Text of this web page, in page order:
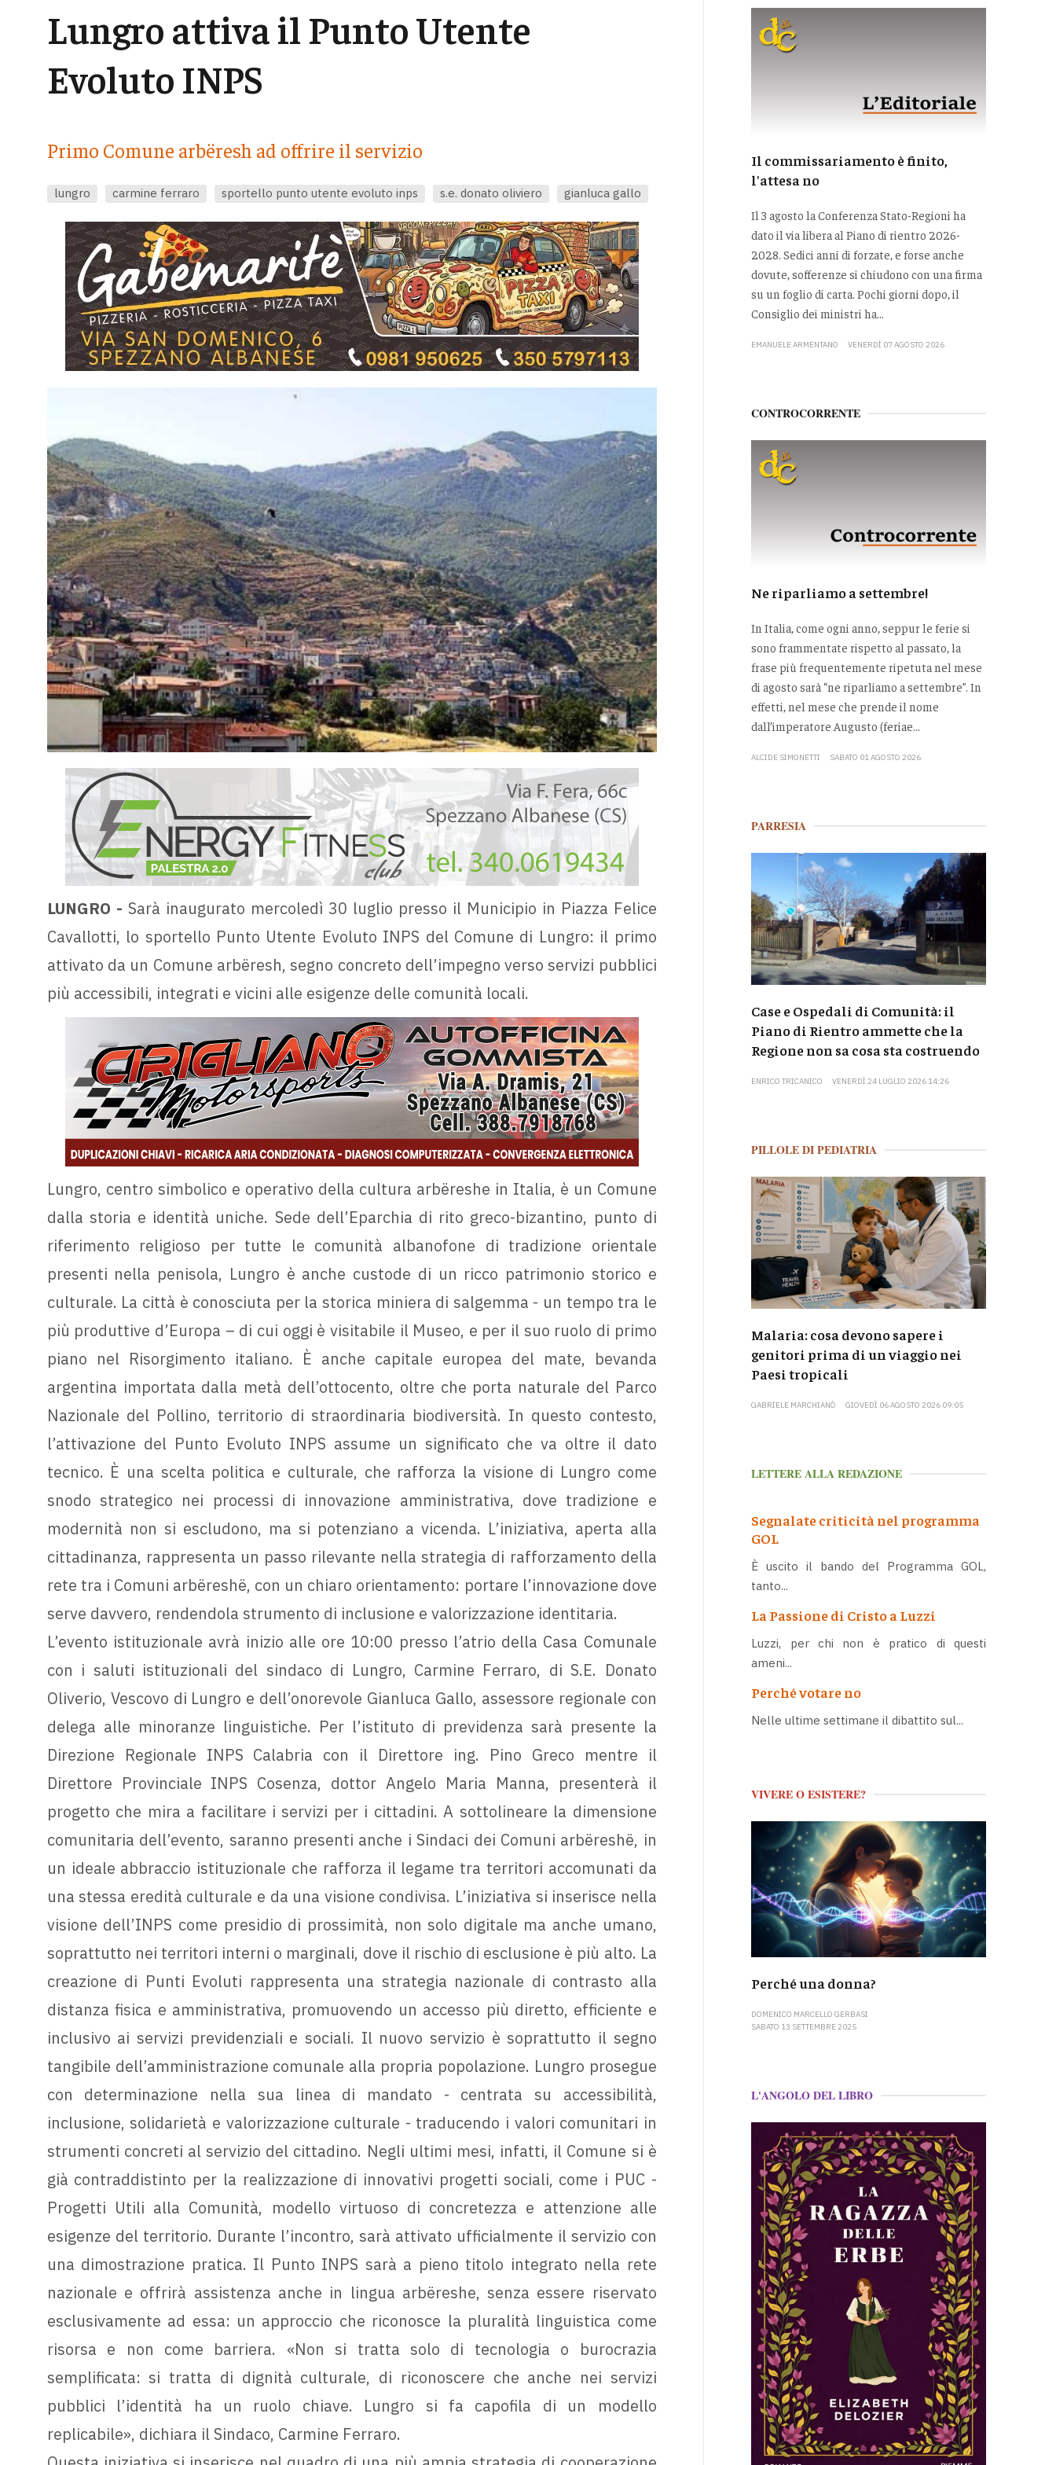
Lungro attiva il Punto Utente
Evoluto INPS
Primo Comune arbëresh ad offrire il servizio
lungro carmine ferraro sportello punto utente evoluto inps s.e. donato oliviero gianluca gallo
LUNGRO - Sarà inaugurato mercoledì 30 luglio presso il Municipio in Piazza Felice
Cavallotti, lo sportello Punto Utente Evoluto INPS del Comune di Lungro: il primo
attivato da un Comune arbëresh, segno concreto dell’impegno verso servizi pubblici
più accessibili, integrati e vicini alle esigenze delle comunità locali.
Lungro, centro simbolico e operativo della cultura arbëreshe in Italia, è un Comune
dalla storia e identità uniche. Sede dell’Eparchia di rito greco-bizantino, punto di
riferimento religioso per tutte le comunità albanofone di tradizione orientale
presenti nella penisola, Lungro è anche custode di un ricco patrimonio storico e
culturale. La città è conosciuta per la storica miniera di salgemma - un tempo tra le
più produttive d’Europa – di cui oggi è visitabile il Museo, e per il suo ruolo di primo
piano nel Risorgimento italiano. È anche capitale europea del mate, bevanda
argentina importata dalla metà dell’ottocento, oltre che porta naturale del Parco
Nazionale del Pollino, territorio di straordinaria biodiversità. In questo contesto,
l’attivazione del Punto Evoluto INPS assume un significato che va oltre il dato
tecnico. È una scelta politica e culturale, che rafforza la visione di Lungro come
snodo strategico nei processi di innovazione amministrativa, dove tradizione e
modernità non si escludono, ma si potenziano a vicenda. L’iniziativa, aperta alla
cittadinanza, rappresenta un passo rilevante nella strategia di rafforzamento della
rete tra i Comuni arbëreshë, con un chiaro orientamento: portare l’innovazione dove
serve davvero, rendendola strumento di inclusione e valorizzazione identitaria.
L’evento istituzionale avrà inizio alle ore 10:00 presso l’atrio della Casa Comunale
con i saluti istituzionali del sindaco di Lungro, Carmine Ferraro, di S.E. Donato
Oliverio, Vescovo di Lungro e dell’onorevole Gianluca Gallo, assessore regionale con
delega alle minoranze linguistiche. Per l’istituto di previdenza sarà presente la
Direzione Regionale INPS Calabria con il Direttore ing. Pino Greco mentre il
Direttore Provinciale INPS Cosenza, dottor Angelo Maria Manna, presenterà il
progetto che mira a facilitare i servizi per i cittadini. A sottolineare la dimensione
comunitaria dell’evento, saranno presenti anche i Sindaci dei Comuni arbëreshë, in
un ideale abbraccio istituzionale che rafforza il legame tra territori accomunati da
una stessa eredità culturale e da una visione condivisa. L’iniziativa si inserisce nella
visione dell’INPS come presidio di prossimità, non solo digitale ma anche umano,
soprattutto nei territori interni o marginali, dove il rischio di esclusione è più alto. La
creazione di Punti Evoluti rappresenta una strategia nazionale di contrasto alla
distanza fisica e amministrativa, promuovendo un accesso più diretto, efficiente e
inclusivo ai servizi previdenziali e sociali. Il nuovo servizio è soprattutto il segno
tangibile dell’amministrazione comunale alla propria popolazione. Lungro prosegue
con determinazione nella sua linea di mandato - centrata su accessibilità,
inclusione, solidarietà e valorizzazione culturale - traducendo i valori comunitari in
strumenti concreti al servizio del cittadino. Negli ultimi mesi, infatti, il Comune si è
già contraddistinto per la realizzazione di innovativi progetti sociali, come i PUC -
Progetti Utili alla Comunità, modello virtuoso di concretezza e attenzione alle
esigenze del territorio. Durante l’incontro, sarà attivato ufficialmente il servizio con
una dimostrazione pratica. Il Punto INPS sarà a pieno titolo integrato nella rete
nazionale e offrirà assistenza anche in lingua arbëreshe, senza essere riservato
esclusivamente ad essa: un approccio che riconosce la pluralità linguistica come
risorsa e non come barriera. «Non si tratta solo di tecnologia o burocrazia
semplificata: si tratta di dignità culturale, di riconoscere che anche nei servizi
pubblici l’identità ha un ruolo chiave. Lungro si fa capofila di un modello
replicabile», dichiara il Sindaco, Carmine Ferraro.
Il commissariamento è finito,
l'attesa no
Il 3 agosto la Conferenza Stato-Regioni ha
dato il via libera al Piano di rientro 2026-
2028. Sedici anni di forzate, e forse anche
dovute, sofferenze si chiudono con una firma
su un foglio di carta. Pochi giorni dopo, il
Consiglio dei ministri ha...
EMANUELE ARMENTANO VENERDÌ 07 AGOSTO 2026
CONTROCORRENTE
Ne riparliamo a settembre!
In Italia, come ogni anno, seppur le ferie si
sono frammentate rispetto al passato, la
frase più frequentemente ripetuta nel mese
di agosto sarà “ne riparliamo a settembre”. In
effetti, nel mese che prende il nome
dall’imperatore Augusto (feriae...
ALCIDE SIMONETTI SABATO 01 AGOSTO 2026
PARRESIA
Case e Ospedali di Comunità: il
Piano di Rientro ammette che la
Regione non sa cosa sta costruendo
ENRICO TRICANICO VENERDÌ 24 LUGLIO 2026 14:26
PILLOLE DI PEDIATRIA
Malaria: cosa devono sapere i
genitori prima di un viaggio nei
Paesi tropicali
GABRIELE MARCHIANÒ GIOVEDÌ 06 AGOSTO 2026 09:05
LETTERE ALLA REDAZIONE
Segnalate criticità nel programma
GOL
È uscito il bando del Programma GOL,
tanto...
La Passione di Cristo a Luzzi
Luzzi, per chi non è pratico di questi
ameni...
Perché votare no
Nelle ultime settimane il dibattito sul...
VIVERE O ESISTERE?
Perché una donna?
DOMENICO MARCELLO GERBASI
SABATO 13 SETTEMBRE 2025
L'ANGOLO DEL LIBRO